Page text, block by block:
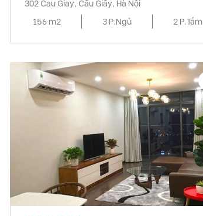
302 Cau Giay, Cầu Giấy, Hà Nội
156 m2
3 P.Ngủ 2 P.Tắm